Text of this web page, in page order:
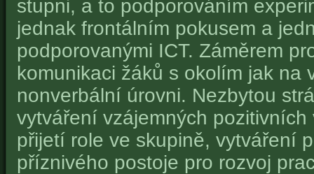
stupni, a to podporováním
jednak frontálním pokusem a
podporovanými ICT. Záměrem
komunikaci žáků s okolím jak na
nonverbální úrovni. Nezbytou
vytváření vzájemných
přijetí role ve skupině, vytváření
příznivého postoje pro rozvoj